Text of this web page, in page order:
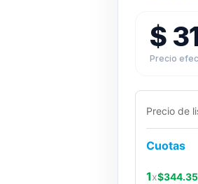
$
Precio
Precio de
Cuotas
1x